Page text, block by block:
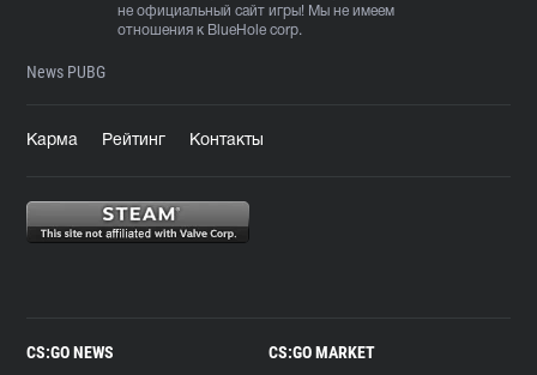
не официальный сайт игры! Мы не имеем
отношения к BlueHole corp.
News PUBG
Карма Рейтинг Контакты
CS:GO NEWS CS:GO MARKET